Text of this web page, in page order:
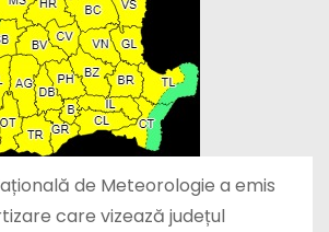
de Meteorologie a emis
care vizează județul